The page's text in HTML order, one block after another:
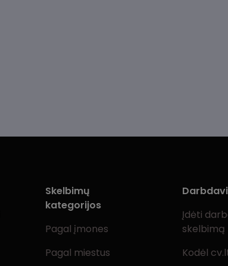
Skelbimų
kategorijos
Pagal įmones
Pagal miestus
Įdėti
skelbimą
Kodėl